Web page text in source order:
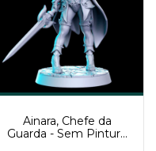
Ainara, Chefe da
Guarda - Sem Pintura,